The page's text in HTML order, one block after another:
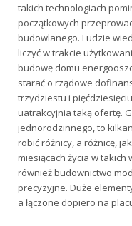
takich technologiach
początkowych
budowlanego. Ludzie
liczyć w trakcie
budowę domu
starać o rządowe
trzydziestu i
uatrakcyjnia taką ofertę.
jednorodzinnego, to
robić różnicy, a różnicę,
miesiącach życia w
również budownictwo
precyzyjne. Duże
a łączone dopiero na